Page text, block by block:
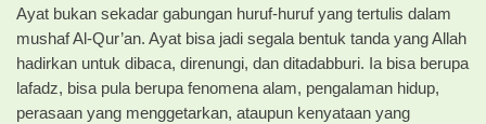
Ayat bukan sekadar gabungan huruf-huruf yang tertulis dalam
mushaf Al-Qur’an. Ayat bisa jadi segala bentuk tanda yang Allah
hadirkan untuk dibaca, direnungi, dan ditadabburi. Ia bisa berupa
lafadz, bisa pula berupa fenomena alam, pengalaman hidup,
perasaan yang menggetarkan, ataupun kenyataan yang